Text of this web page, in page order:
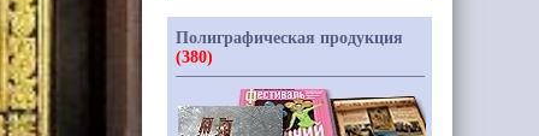
Полиграфическая продукция
(380)